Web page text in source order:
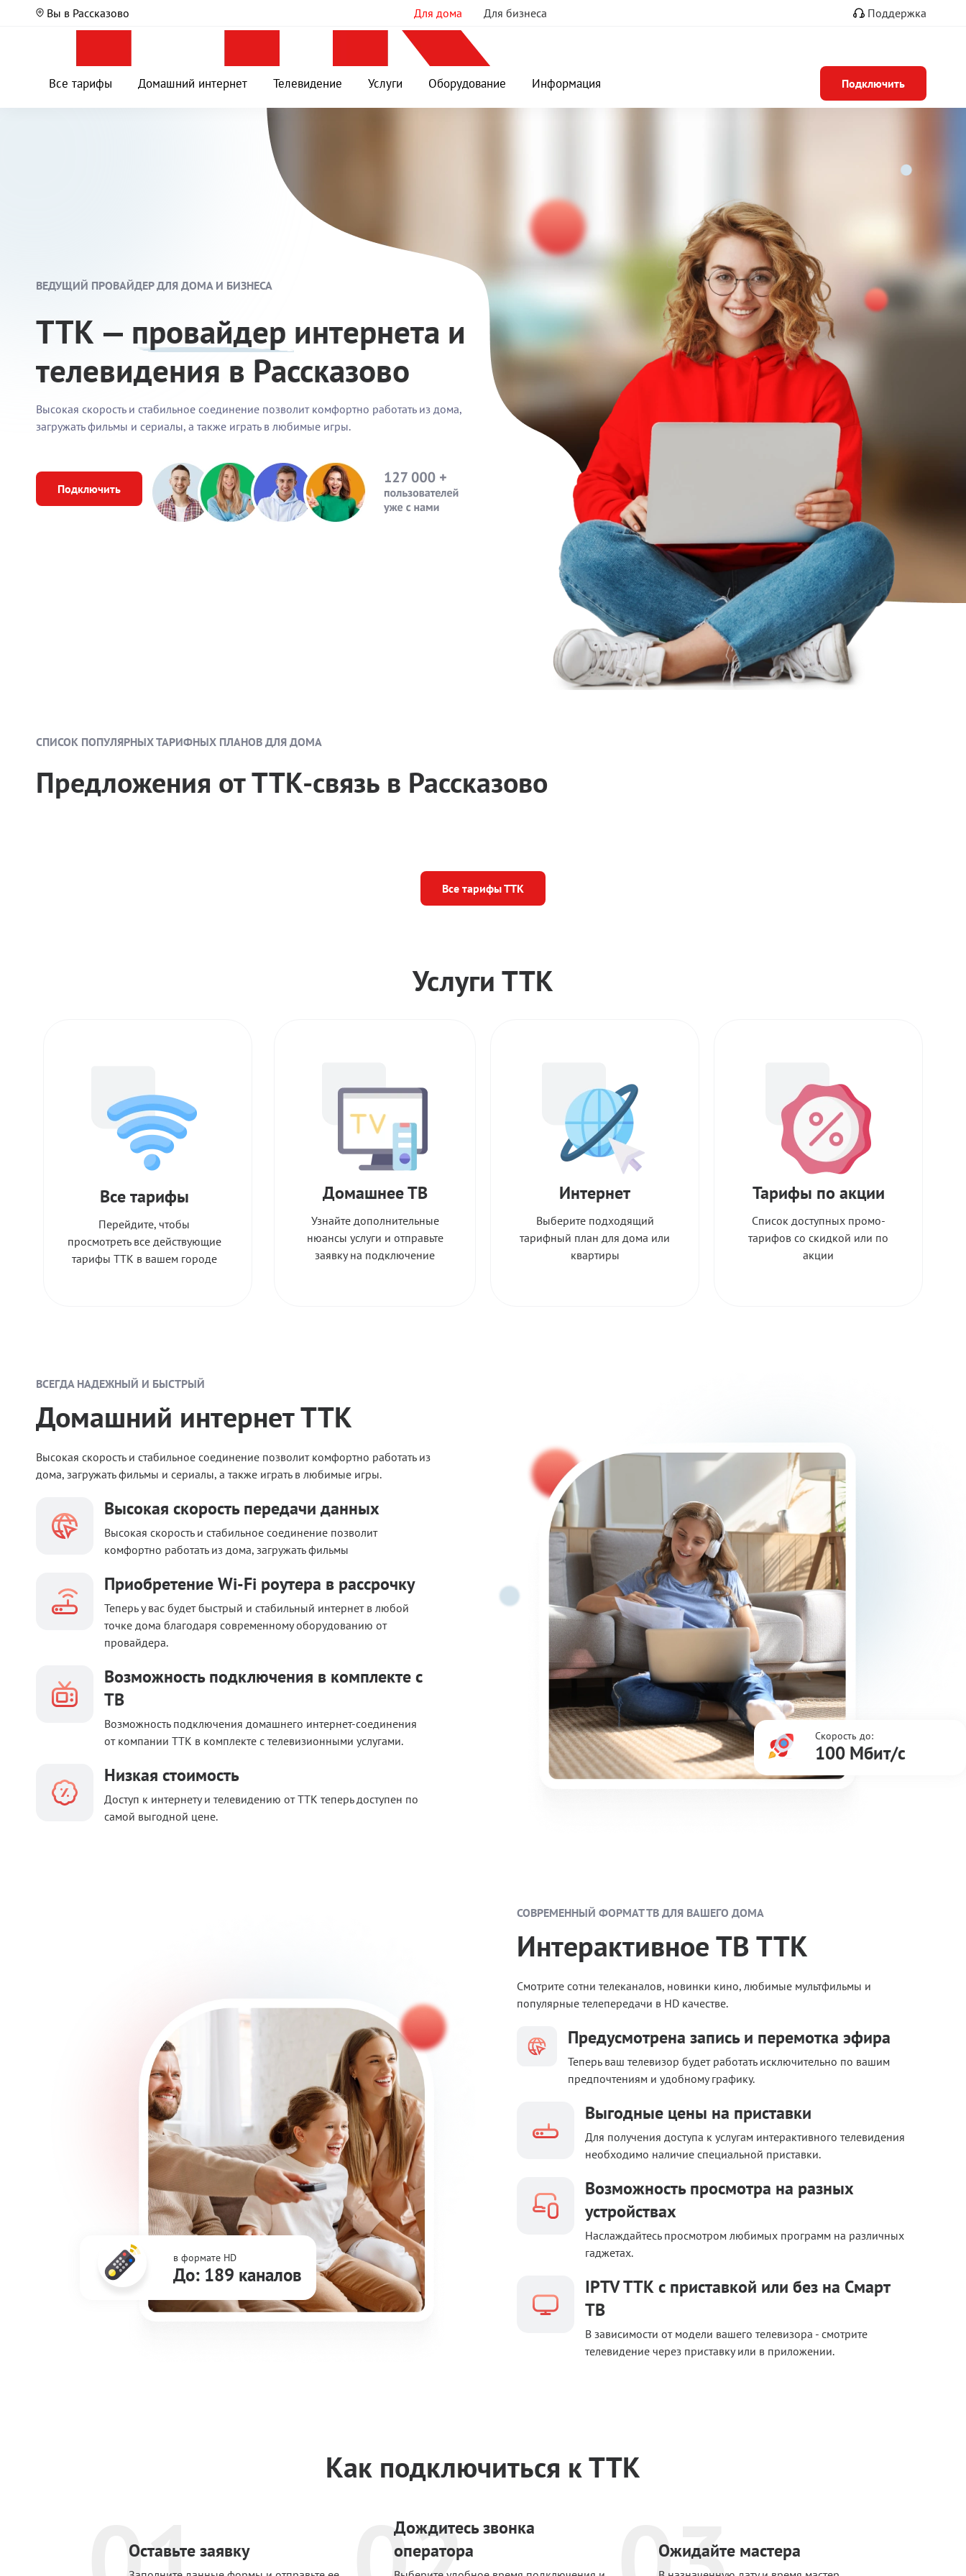
Вы в Рассказово Для дома Для бизнеса Поддержка
Все тарифы Домашний интернет Телевидение Услуги Оборудование Информация Подключить
ВЕДУЩИЙ ПРОВАЙДЕР ДЛЯ ДОМА И БИЗНЕСА
ТТК — провайдер интернета и
телевидения в Рассказово
Высокая скорость и стабильное соединение позволит комфортно работать из дома,
загружать фильмы и сериалы, а также играть в любимые игры.
Подключить
СПИСОК ПОПУЛЯРНЫХ ТАРИФНЫХ ПЛАНОВ ДЛЯ ДОМА
Предложения от ТТК-связь в Рассказово
Все тарифы ТТК
Услуги ТТК
Все тарифы
Перейдите, чтобы
просмотреть все действующие
тарифы ТТК в вашем городе
Домашнее ТВ
Узнайте дополнительные
нюансы услуги и отправьте
заявку на подключение
Интернет
Выберите подходящий
тарифный план для дома или
квартиры
Тарифы по акции
Список доступных промо-
тарифов со скидкой или по
акции
ВСЕГДА НАДЕЖНЫЙ И БЫСТРЫЙ
Домашний интернет ТТК
Высокая скорость и стабильное соединение позволит комфортно работать из
дома, загружать фильмы и сериалы, а также играть в любимые игры.
Высокая скорость передачи данных
Высокая скорость и стабильное соединение позволит
комфортно работать из дома, загружать фильмы
Приобретение Wi-Fi роутера в рассрочку
Теперь у вас будет быстрый и стабильный интернет в любой
точке дома благодаря современному оборудованию от
провайдера.
Возможность подключения в комплекте с
ТВ
Возможность подключения домашнего интернет-соединения
от компании ТТК в комплекте с телевизионными услугами.
Низкая стоимость
Доступ к интернету и телевидению от ТТК теперь доступен по
самой выгодной цене.
Скорость до:
100 Мбит/с
в формате HD
До: 189 каналов
СОВРЕМЕННЫЙ ФОРМАТ ТВ ДЛЯ ВАШЕГО ДОМА
Интерактивное ТВ ТТК
Смотрите сотни телеканалов, новинки кино, любимые мультфильмы и
популярные телепередачи в HD качестве.
Предусмотрена запись и перемотка эфира
Теперь ваш телевизор будет работать исключительно по вашим
предпочтениям и удобному графику.
Выгодные цены на приставки
Для получения доступа к услугам интерактивного телевидения
необходимо наличие специальной приставки.
Возможность просмотра на разных
устройствах
Наслаждайтесь просмотром любимых программ на различных
гаджетах.
IPTV ТТК с приставкой или без на Смарт
ТВ
В зависимости от модели вашего телевизора - смотрите
телевидение через приставку или в приложении.
Как подключиться к ТТК
Оставьте заявку
Дождитесь звонка
оператора
Ожидайте мастера